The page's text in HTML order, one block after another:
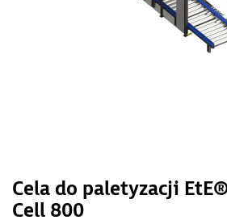
Cela do paletyzacji
Cell 800